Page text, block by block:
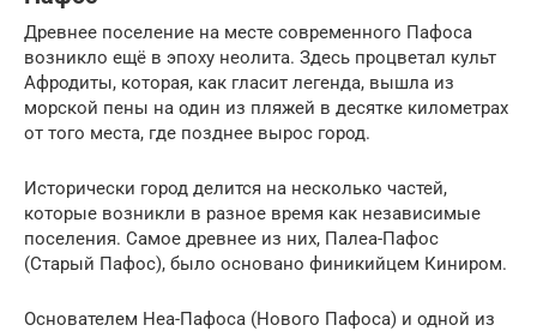
Древнее поселение на месте современного Пафоса
возникло ещё в эпоху неолита. Здесь процветал культ
Афродиты, которая, как гласит легенда, вышла из
морской пены на один из пляжей в десятке километрах
от того места, где позднее вырос город.
Исторически город делится на несколько частей,
которые возникли в разное время как независимые
поселения. Самое древнее из них, Палеа-Пафос
(Старый Пафос), было основано финикийцем Киниром.
Основателем Неа-Пафоса (Нового Пафоса) и одной из